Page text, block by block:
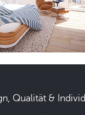
Qualität &